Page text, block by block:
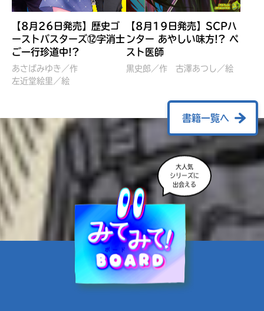
ぼくたちのマインクラフト
冒険記 エンチャント剣
VS暴走モブ
営委員会／協力
レッツゴー！まいぜんシス
ターズ とつぜん、王様に
佐久間さのすけ／絵
【8月26日発売】歴史ゴ
ーストバスターズ⑫字消士
ご一行珍道中!?
あさばみゆき／作
左近堂絵里／絵
【8月19日発売】SCPハ
ンター あやしい味方!? ペ
スト医師
黒史郎／作 古澤あつし／絵
書籍一覧へ
大人気
シリーズに
出会える